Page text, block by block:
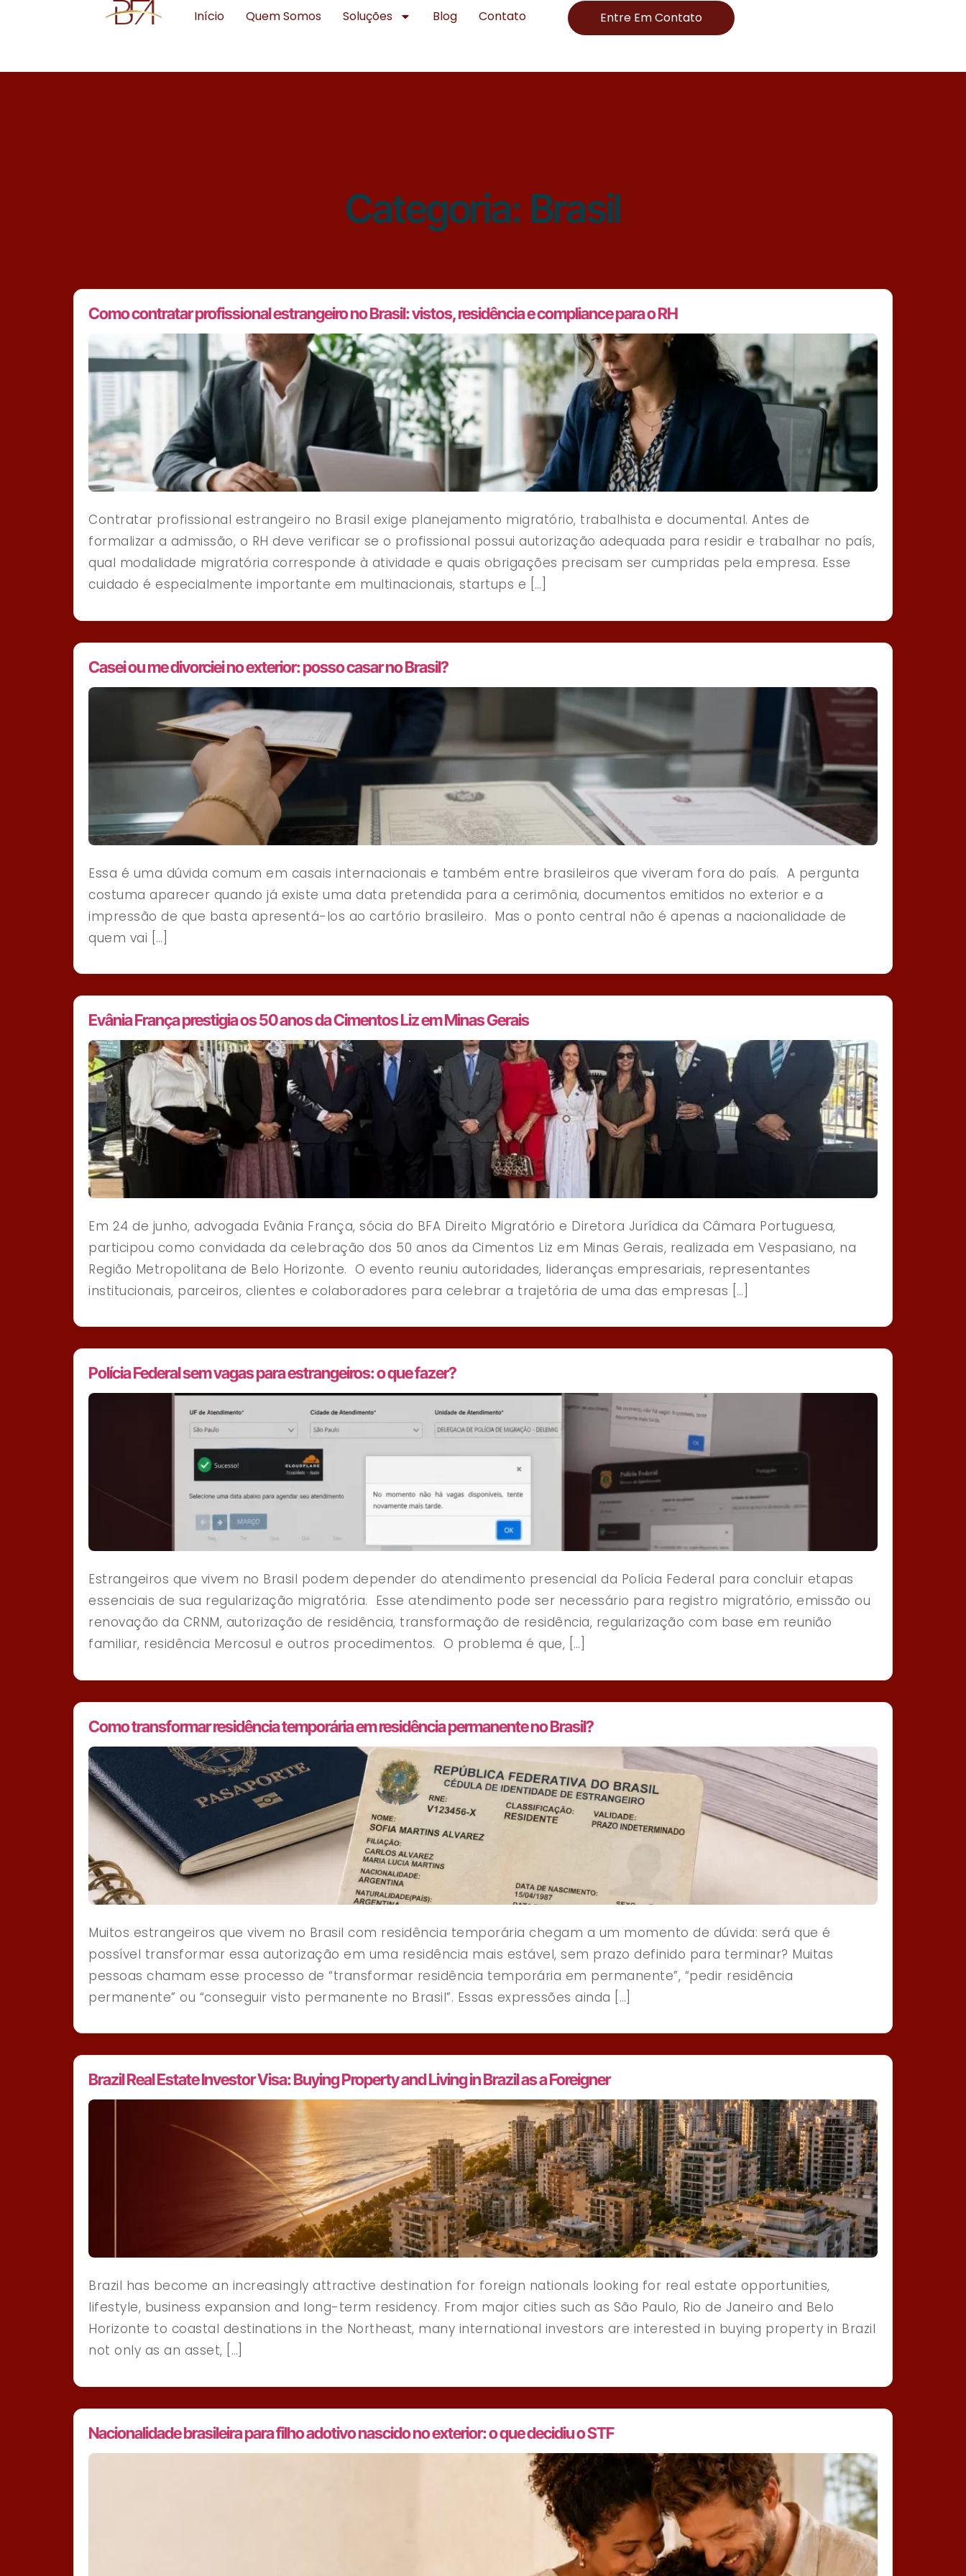
Início Quem Somos Soluções Blog Contato Entre Em Contato
Categoria: Brasil
Como contratar profissional estrangeiro no Brasil: vistos, residência e compliance para o RH
Contratar profissional estrangeiro no Brasil exige planejamento migratório, trabalhista e documental. Antes de
formalizar a admissão, o RH deve verificar se o profissional possui autorização adequada para residir e trabalhar no país,
qual modalidade migratória corresponde à atividade e quais obrigações precisam ser cumpridas pela empresa. Esse
cuidado é especialmente importante em multinacionais, startups e […]
Casei ou me divorciei no exterior: posso casar no Brasil?
Essa é uma dúvida comum em casais internacionais e também entre brasileiros que viveram fora do país. A pergunta
costuma aparecer quando já existe uma data pretendida para a cerimônia, documentos emitidos no exterior e a
impressão de que basta apresentá-los ao cartório brasileiro. Mas o ponto central não é apenas a nacionalidade de
quem vai […]
Evânia França prestigia os 50 anos da Cimentos Liz em Minas Gerais
Em 24 de junho, advogada Evânia França, sócia do BFA Direito Migratório e Diretora Jurídica da Câmara Portuguesa,
participou como convidada da celebração dos 50 anos da Cimentos Liz em Minas Gerais, realizada em Vespasiano, na
Região Metropolitana de Belo Horizonte. O evento reuniu autoridades, lideranças empresariais, representantes
institucionais, parceiros, clientes e colaboradores para celebrar a trajetória de uma das empresas […]
Polícia Federal sem vagas para estrangeiros: o que fazer?
Estrangeiros que vivem no Brasil podem depender do atendimento presencial da Polícia Federal para concluir etapas
essenciais de sua regularização migratória. Esse atendimento pode ser necessário para registro migratório, emissão ou
renovação da CRNM, autorização de residência, transformação de residência, regularização com base em reunião
familiar, residência Mercosul e outros procedimentos. O problema é que, […]
Como transformar residência temporária em residência permanente no Brasil?
Muitos estrangeiros que vivem no Brasil com residência temporária chegam a um momento de dúvida: será que é
possível transformar essa autorização em uma residência mais estável, sem prazo definido para terminar? Muitas
pessoas chamam esse processo de “transformar residência temporária em permanente”, “pedir residência
permanente” ou “conseguir visto permanente no Brasil”. Essas expressões ainda […]
Brazil Real Estate Investor Visa: Buying Property and Living in Brazil as a Foreigner
Brazil has become an increasingly attractive destination for foreign nationals looking for real estate opportunities,
lifestyle, business expansion and long-term residency. From major cities such as São Paulo, Rio de Janeiro and Belo
Horizonte to coastal destinations in the Northeast, many international investors are interested in buying property in Brazil
not only as an asset, […]
Nacionalidade brasileira para filho adotivo nascido no exterior: o que decidiu o STF